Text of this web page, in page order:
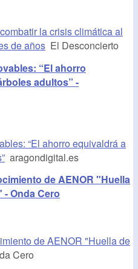
la crisis climática al
de años El Desconcierto
“El ahorro
adultos” -
“El ahorro equivaldrá a
aragondigital.es
de AENOR "Huella
Onda Cero
de AENOR "Huella de
Cero